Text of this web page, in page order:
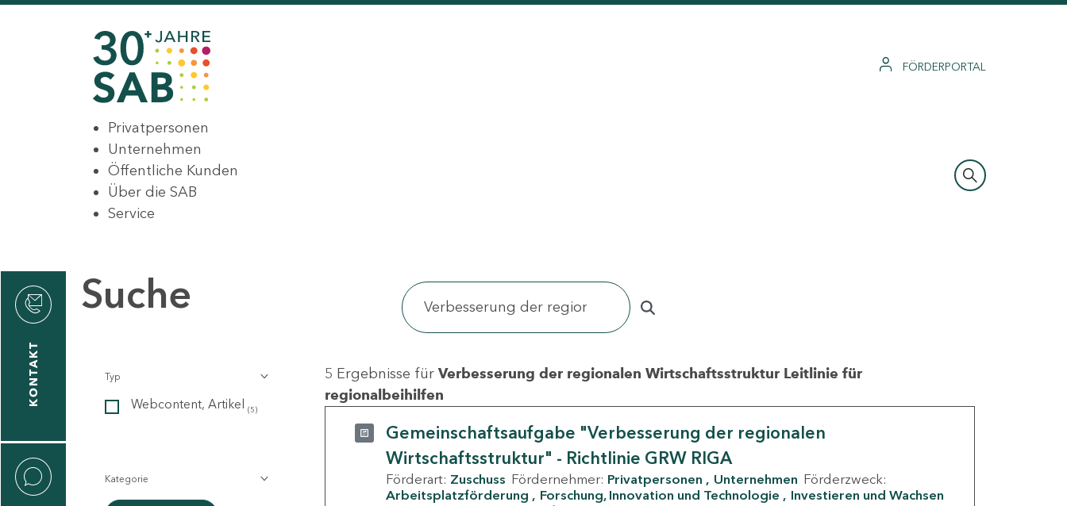
FÖRDERPORTAL
Privatpersonen
Unternehmen
Öffentliche Kunden
Über die SAB
Service
KONTAKT
Suche
Typ
Webcontent, Artikel (5)
Kategorie
5 Ergebnisse für Verbesserung der regionalen Wirtschaftsstruktur Leitlinie für
regionalbeihilfen
Gemeinschaftsaufgabe "Verbesserung der regionalen
Wirtschaftsstruktur" - Richtlinie GRW RIGA
Förderart: Zuschuss Fördernehmer: Privatpersonen Unternehmen Förderzweck:
Arbeitsplatzförderung
Forschung, Innovation und Technologie
Investieren und Wachsen